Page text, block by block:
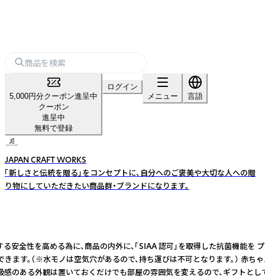
5,000円分クーポン進呈中
クーポン
進呈中
無料で登録
ログイン
メニュー
言語
JAPAN CRAFT WORKS
「新しさと伝統を贈る」をコンセプトに、自分へのご褒美や大切な人への贈
り物にしていただきたい商品群・ブランドになります。
を高める為に、商品の内外に、「SIAA 認可」を取得した抗菌
。（※水モノは空気穴があるので、持ち運びは不可となります。
ある外観は置いておくだけでも部屋の雰囲気を変えるので、ギ